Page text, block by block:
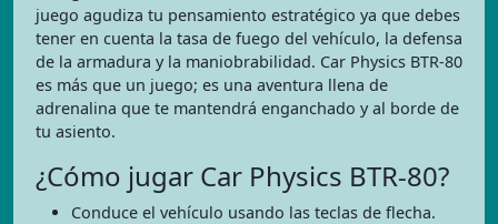
juego agudiza tu pensamiento estratégico ya que debes
tener en cuenta la tasa de fuego del vehículo, la defensa
de la armadura y la maniobrabilidad. Car Physics BTR-80
es más que un juego; es una aventura llena de
adrenalina que te mantendrá enganchado y al borde de
tu asiento.
¿Cómo jugar Car Physics BTR-80?
Conduce el vehículo usando las teclas de flecha.